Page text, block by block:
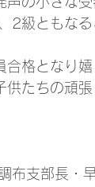
2級ともな
格となり嬉
たちの頑
布支部長・